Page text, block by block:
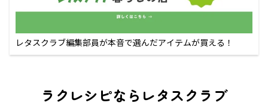
レタスクラブ編集部員が本音で選んだアイテムが買える！
ラクレシピならレタスクラブ